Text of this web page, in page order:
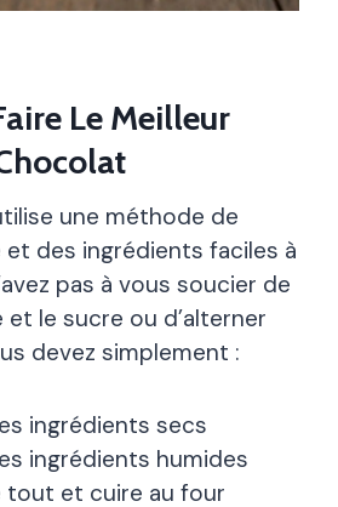
Le Meilleur
une méthode de
et des ingrédients faciles à
pas à vous soucier de
le sucre ou d’alterner
devez simplement :
ingrédients secs
ingrédients humides
tout et cuire au four